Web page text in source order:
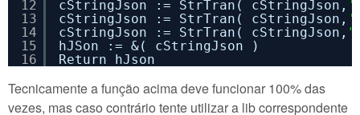
12
13
14
15
16
cStringJson := StrTran( cStringJson,
cStringJson := StrTran( cStringJson,
cStringJson := StrTran( cStringJson,
hJSon := &( cStringJson )
Return hJson
Tecnicamente a função acima deve funcionar 100% das
vezes, mas caso contrário tente utilizar a lib correspondente